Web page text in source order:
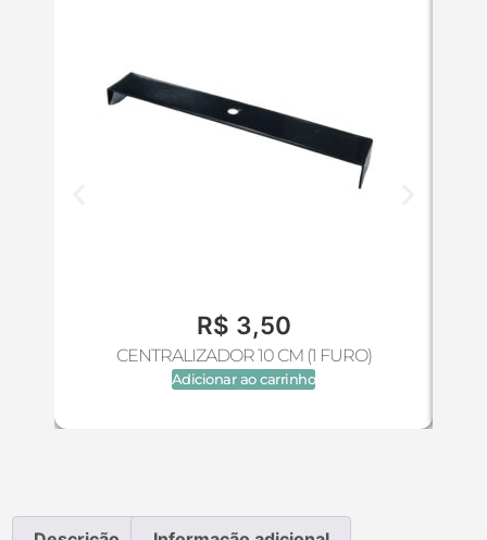
R$ 3,50
CENTRALIZADOR 10 CM (1 FURO)
Adicionar ao carrinho